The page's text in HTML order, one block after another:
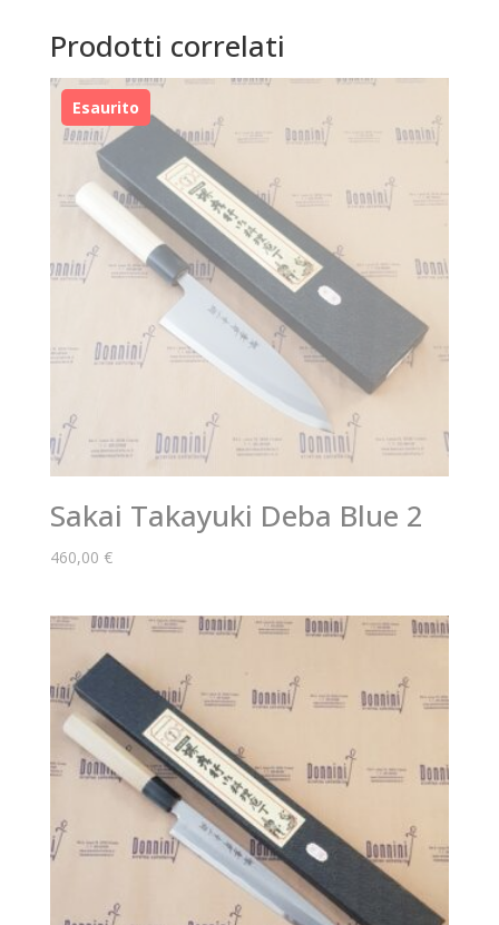
Prodotti correlati
Sakai Takayuki Deba Blue 2
460,00 €